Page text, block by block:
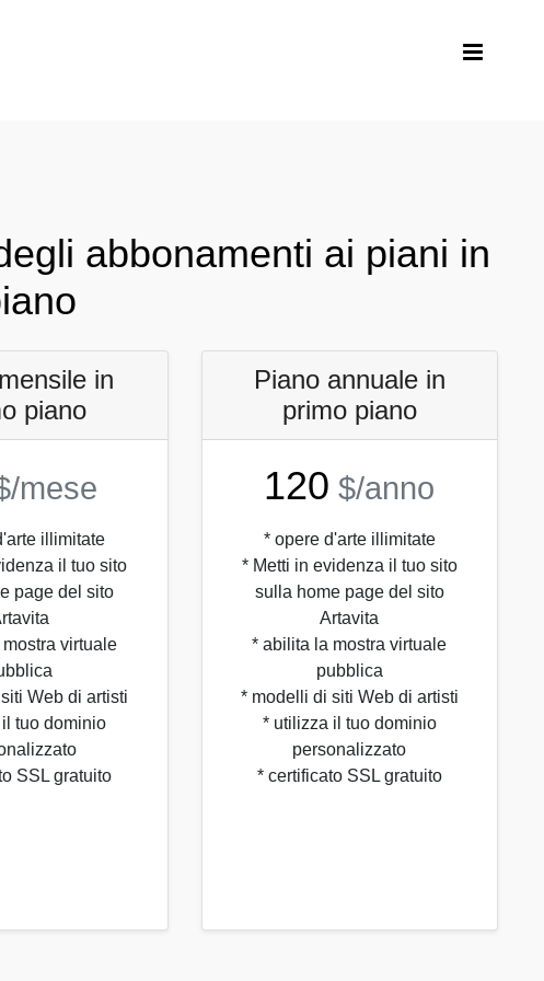
abbonamenti ai piani in
in
piano
mese
illimitate
il tuo sito
page del sito
virtuale
Web di artisti
tuo dominio
SSL gratuito
Piano annuale in
primo piano
120 $/anno
* opere d'arte illimitate
* Metti in evidenza il tuo sito
sulla home page del sito
Artavita
* abilita la mostra virtuale
pubblica
* modelli di siti Web di artisti
* utilizza il tuo dominio
personalizzato
* certificato SSL gratuito